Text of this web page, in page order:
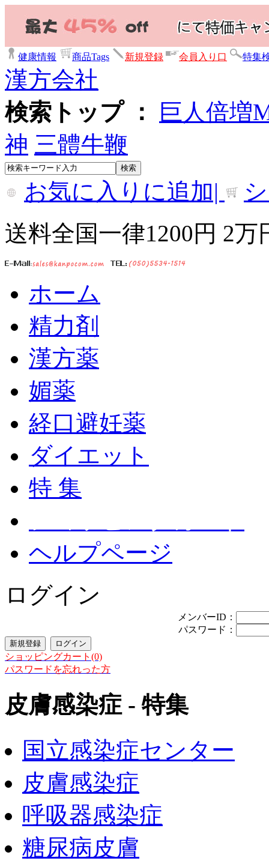
健康情報 商品Tags 新規登録 会員入り口 特集
漢方会社
検索トップ ：
巨人倍増
神 三體牛鞭
お気に入りに追加|
送料全国一律1200円 2
ホーム
精力剤
漢方薬
媚薬
経口避妊薬
ダイエット
特 集
ヘルプページ
ログイン
メンバーID：
パスワード：
ショッピングカート(0)
パスワードを忘れった方
皮膚感染症 - 特集
国立感染症センター
皮膚感染症
呼吸器感染症
糖尿病皮膚